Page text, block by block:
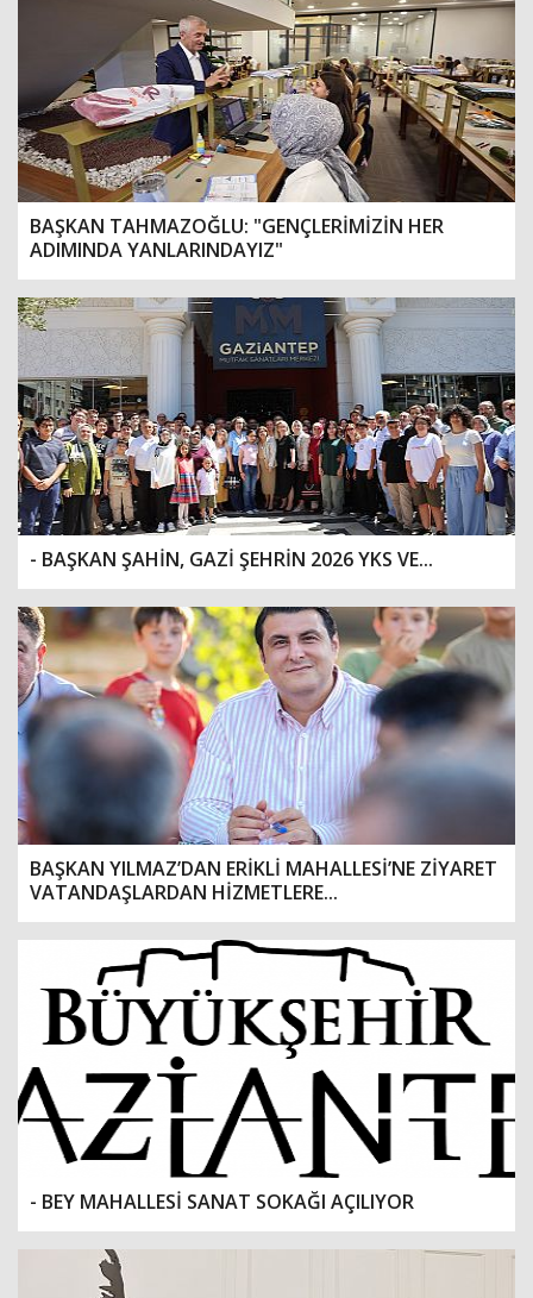
BAŞKAN TAHMAZOĞLU: "GENÇLERİMİZİN HER
ADIMINDA YANLARINDAYIZ"
- BAŞKAN ŞAHİN, GAZİ ŞEHRİN 2026 YKS VE...
BAŞKAN YILMAZ’DAN ERİKLİ MAHALLESİ’NE ZİYARET
VATANDAŞLARDAN HİZMETLERE...
- BEY MAHALLESİ SANAT SOKAĞI AÇILIYOR